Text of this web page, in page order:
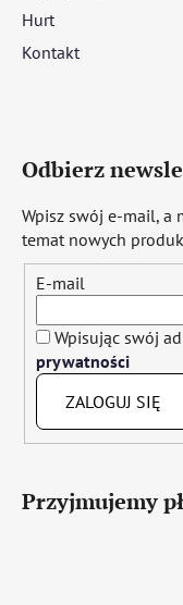
Hurt
Kontakt
Odbierz
Wpisz swój e-mail, a
temat nowych
E-mail
Wpisując swój
prywatności
ZALOGUJ SIĘ
Przyjmujemy